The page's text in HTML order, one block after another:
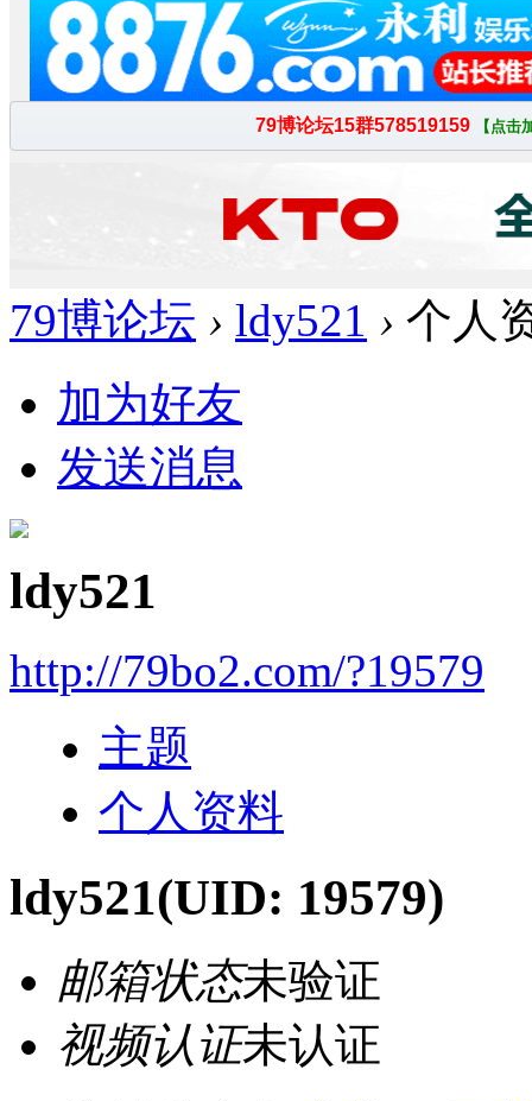
79博论坛 › ldy521 › 个人
加为好友
发送消息
ldy521
http://79bo2.com/?19579
主题
个人资料
ldy521(UID: 19579)
邮箱状态未验证
视频认证未认证